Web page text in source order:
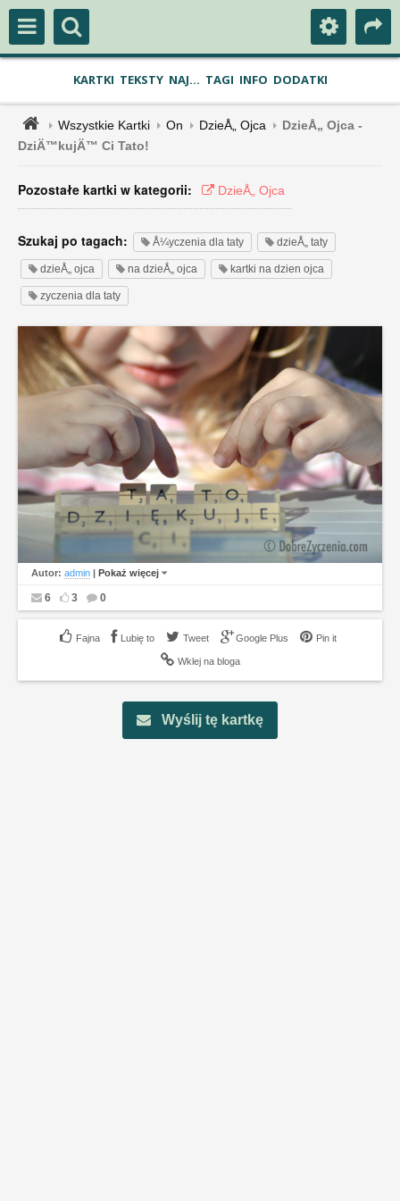
KARTKI TEKSTY NAJ... TAGI INFO DODATKI
Wszystkie Kartki On DzieÅ„ Ojca
DzieÅ„ Ojca -
DziÄ™kujÄ™ Ci Tato!
Pozostałe kartki w kategorii: DzieÅ„ Ojca
Szukaj po tagach: Å¼yczenia dla taty dzieÅ„ taty
dzieÅ„ ojca na dzieÅ„ ojca kartki na dzien ojca
zyczenia dla taty
Autor: admin | Pokaż więcej
6 3 0
Lubię to Tweet Google Plus Pin it
Wklej na bloga
Wyślij tę kartkę